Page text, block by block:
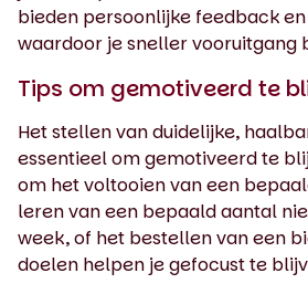
bieden persoonlijke feedback
waardoor je sneller vooruitgang
Tips om gemotiveerd te
Het stellen van duidelijke,
essentieel om gemotiveerd te
om het voltooien van een
leren van een bepaald aantal
week, of het bestellen van een
doelen helpen je gefocust te